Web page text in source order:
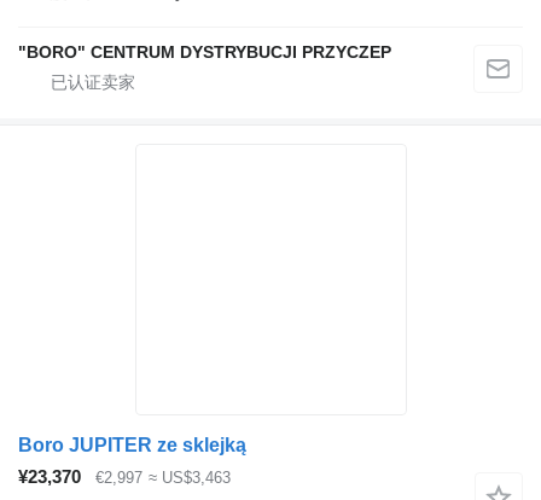
"BORO" CENTRUM DYSTRYBUCJI PRZYCZEP
Boro JUPITER ze sklejką
¥23,370
€2,997 ≈ US$3,463